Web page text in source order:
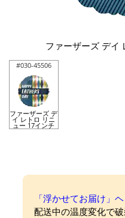
ファーザーズ デイ
#030-45506
ファーザーズ デ
イ レトロ リニ
ュー 17インチ
「浮かせてお届け」
配送中の温度変化で